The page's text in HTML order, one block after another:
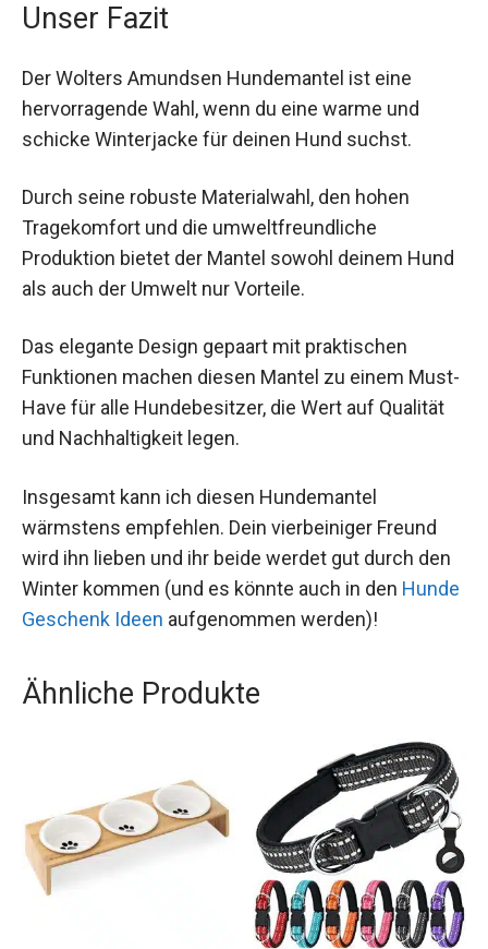
Unser Fazit
Der Wolters Amundsen Hundemantel ist eine
hervorragende Wahl, wenn du eine warme und
schicke Winterjacke für deinen Hund suchst.
Durch seine robuste Materialwahl, den hohen
Tragekomfort und die umweltfreundliche
Produktion bietet der Mantel sowohl deinem Hund
als auch der Umwelt nur Vorteile.
Das elegante Design gepaart mit praktischen
Funktionen machen diesen Mantel zu einem Must-
Have für alle Hundebesitzer, die Wert auf Qualität
und Nachhaltigkeit legen.
Insgesamt kann ich diesen Hundemantel
wärmstens empfehlen. Dein vierbeiniger Freund
wird ihn lieben und ihr beide werdet gut durch den
Winter kommen (und es könnte auch in den Hunde
Geschenk Ideen aufgenommen werden)!
Ähnliche Produkte